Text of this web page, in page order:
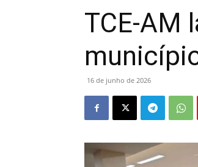
TCE-AM
16 de junho de 2026